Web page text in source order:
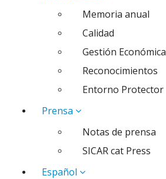
Memoria anual
Calidad
Gestión Económica
Reconocimientos
Entorno Protector
Prensa
Notas de prensa
SICAR cat Press
Español